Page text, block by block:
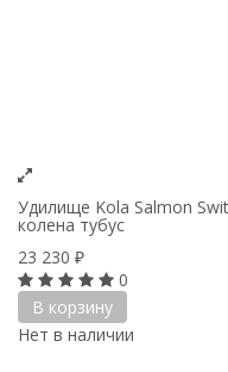
Удилище Kola Salmon
колена тубус
23 230 ₽
0
В корзину
Нет в наличии